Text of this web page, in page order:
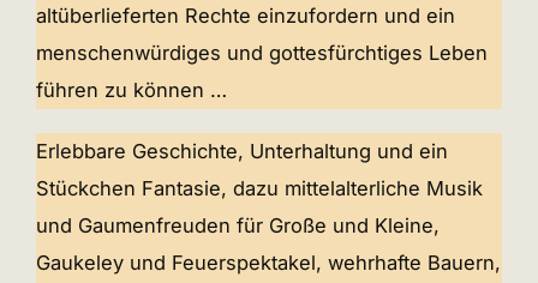
altüberlieferten Rechte einzufordern und ein
menschenwürdiges und gottesfürchtiges Leben
führen zu können …
Erlebbare Geschichte, Unterhaltung und ein
Stückchen Fantasie, dazu mittelalterliche Musik
und Gaumenfreuden für Große und Kleine,
Gaukeley und Feuerspektakel, wehrhafte Bauern,